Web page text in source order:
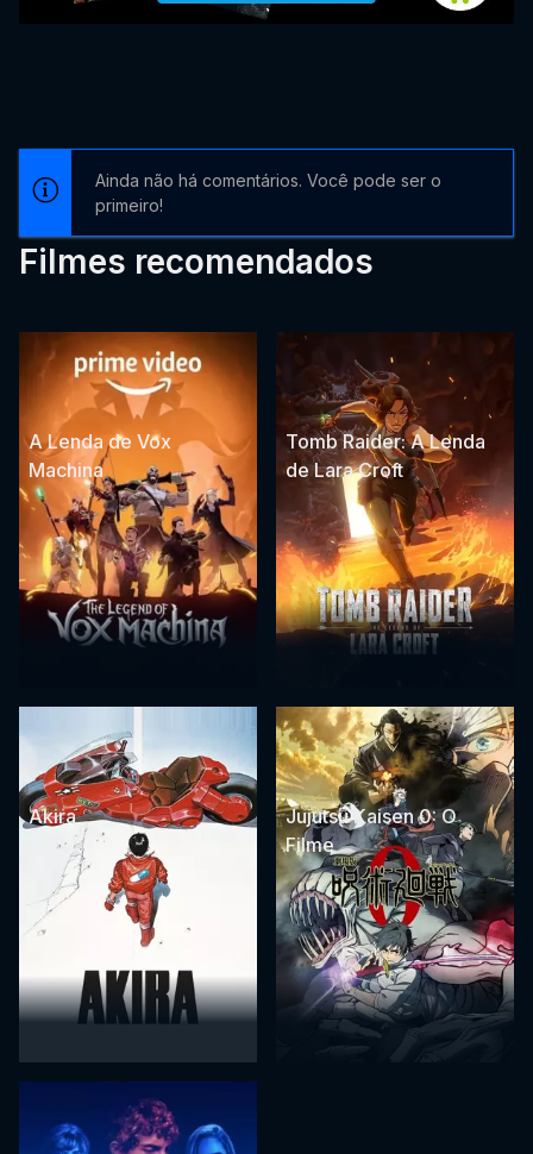
Ainda não há comentários. Você pode ser o
primeiro!
Filmes recomendados
A Lenda de Vox
Machina
Tomb Raider: A Lenda
de Lara Croft
Akira
Jujutsu Kaisen 0: O
Filme